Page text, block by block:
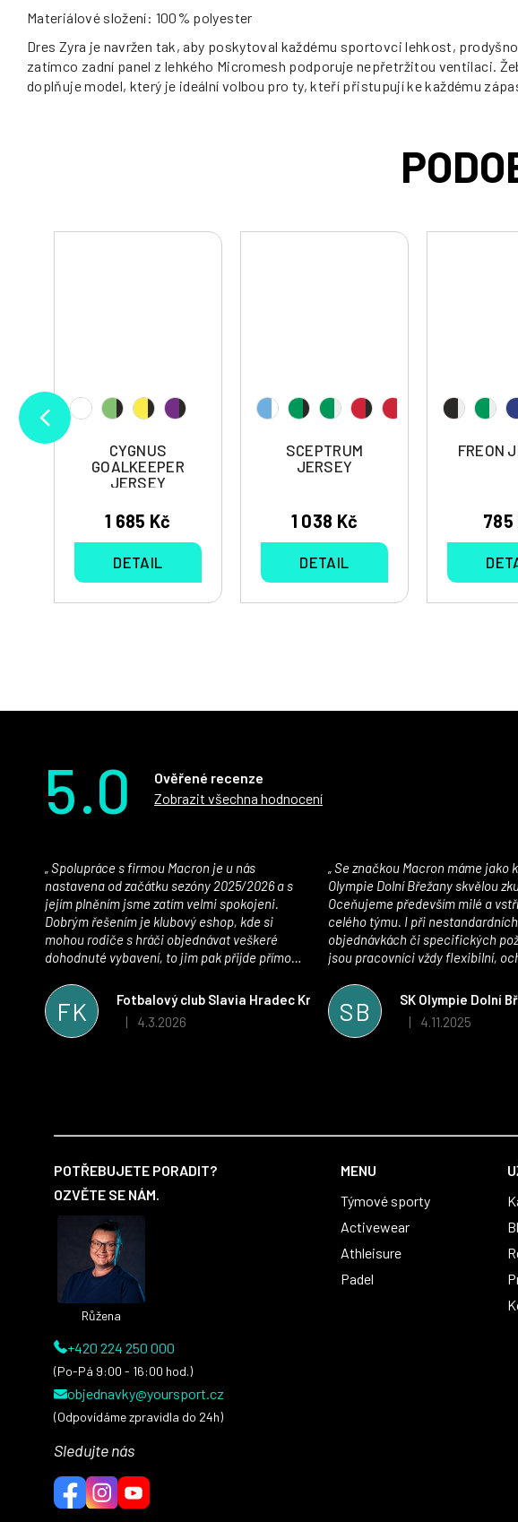
Materiálové složení: 100% polyester
Dres Zyra je navržen tak, aby poskytoval každému sportovci lehkost,
zatímco zadní panel z lehkého Micromesh podporuje nepřetržitou ventilaci.
doplňuje model, který je ideální volbou pro ty, kteří přistupují ke každému
CYGNUS
GOALKEEPER
JERSEY
1 685 Kč
DETAIL
SCEPTRUM
JERSEY
1 038 Kč
DETAIL
FREON
785
5.0
Ověřené recenze
Zobrazit všechna hodnocení
FK
Fotbalový club Slavia Hradec Králové z.s.
Hodnocení obchodu je 5 z 5 hvězdiček.
4.3.2026
nastavena od začátku sezóny 2025/2026 a s
jejím plněním jsme zatím velmi spokojeni.
Dobrým řešením je klubový eshop, kde si
mohou rodiče s hráči objednávat veškeré
dohodnuté vybavení, to jim pak přijde přímo
oblečením jsme spokojeni, stejně tak s
komunikací a snahou řešit všechny záležitosti
velmi rychle a ke spokojenosti obou stran.
SB
SK Olympie Dolní
Hodnocení
4.11.2025
Olympie Dolní Břežany skvělou
Oceňujeme především milé a
celého týmu. I při nestandardních
objednávkách či specifických
jsou pracovníci vždy flexibilní,
vynikající a plně odpovídá
sportovního klubu!
POTŘEBUJETE PORADIT?
OZVĚTE SE NÁM.
Růžena
+420 224 250 000
(Po-Pá 9:00 - 16:00 hod.)
objednavky@yoursport.cz
(Odpovídáme zpravidla do 24h)
Sledujte nás
MENU
Týmové sporty
Activewear
Athleisure
Padel